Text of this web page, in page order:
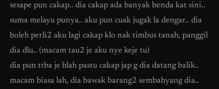
sesape pun cakap.. dia cakap ada banyak benda kat sini..
suma melayu punya.. aku pun cuak jugak la dengar.. dia
boleh perli2 aku lagi cakap klo nak timbus tanah, panggil
dia dlu.. (macam tau2 je aku nye keje tu)
dia pun ttba je blah pastu cakap jap g dia datang balik..
macam biasa lah, dia bawak barang2 sembahyang dia..